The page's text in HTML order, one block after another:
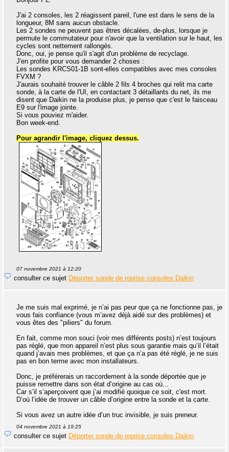
J'ai 2 consoles, les 2 réagissent pareil, l'une est dans le sens de la
longueur, 8M sans aucun obstacle.
Les 2 sondes ne peuvent pas êtres décalées, de-plus, lorsque je
permute le commutateur pour n'avoir que la ventilation sur le haut, les
cycles sont nettement rallongés.
Donc, oui, je pense qu'il s'agit d'un problème de recyclage.
J'en profite pour vous demander 2 choses :
Les sondes KRCS01-1B sont-elles compatibles avec mes consoles
FVXM ?
J'aurais souhaité trouver le câble 2 fils 4 broches qui relit ma carte
sonde, à la carte de l'UI, en contactant 3 détaillants du net, ils me
disent que Daikin ne la produise plus, je pense que c'est le faisceau
E9 sur l'image jointe.
Si vous pouviez m'aider.
Bon week-end.
Pour agrandir l'image, cliquez dessus.
07 novembre 2021 à 12:20
consulter ce sujet Déporter sonde de reprise consoles Daikin
Je me suis mal exprimé, je n’ai pas peur que ça ne fonctionne pas, je
vous fais confiance (vous m’avez déjà aidé sur des problèmes) et
vous êtes des "piliers" du forum.
En fait, comme mon souci (voir mes différents posts) n’est toujours
pas réglé, que mon appareil n’est plus sous garantie mais qu’il l’était
quand j’avais mes problèmes, et que ça n’a pas été réglé, je ne suis
pas en bon terme avec mon installateurs.
Donc, je préférerais un raccordement à la sonde déportée que je
puisse remettre dans son état d’origine au cas où...
Car s’il s’aperçoivent que j’ai modifié quoique ce soit, c'est mort.
D’où l’idée de trouver un câble d’origine entre la sonde et la carte.
Si vous avez un autre idée d’un truc invisible, je suis preneur.
04 novembre 2021 à 19:25
consulter ce sujet Déporter sonde de reprise consoles Daikin